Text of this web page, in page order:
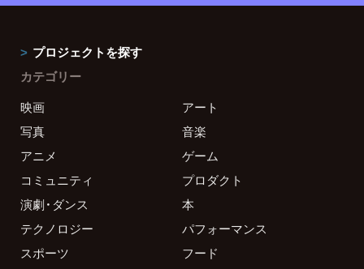
プロジェクトを探す
カテゴリー
映画
アート
写真
音楽
アニメ
ゲーム
コミュニティ
プロダクト
演劇・ダンス
本
テクノロジー
パフォーマンス
スポーツ
フード